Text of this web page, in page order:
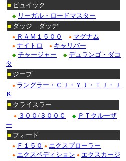
■ ビュイック
◆ リーガル・ロードマスター
■ ダッジ ダッヂ
● ＲＡＭ１５００ ● マグナム
● ナイトロ ● キャリバー
◆ チャージャー ◆ デュランゴ・ダコ
タ
■ ジープ
● ラングラー・ＣＪ・ＹＪ・ＴＪ・Ｊ
Ｋ
■ クライスラー
● ３００/３００Ｃ ◆ ＰＴクルーザ
ー
■ フォード
● Ｆ１５０ ● エクスプローラー
● エクスペディション ● エクスカージ